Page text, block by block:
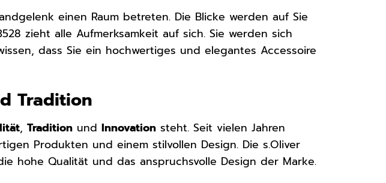
einen Raum betreten. Die Blicke werden auf Sie
zieht alle Aufmerksamkeit auf sich. Sie werden sich
dass Sie ein hochwertiges und elegantes Accessoire
Tradition
,Tradition undInnovation steht. Seit vielen Jahren
Produkten und einem stilvollen Design. Die s.Oliver
hohe Qualität und das anspruchsvolle Design der Marke.